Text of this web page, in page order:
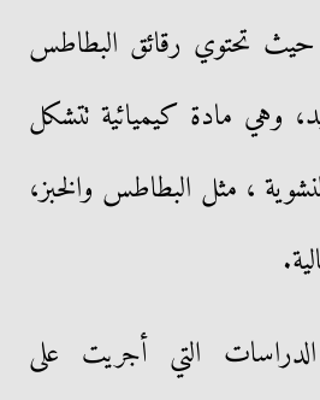
تحتوي رقائق البطاطس
وهي مادة كيميائية تتشكل
، مثل البطاطس والخبز،
التي أجريت على